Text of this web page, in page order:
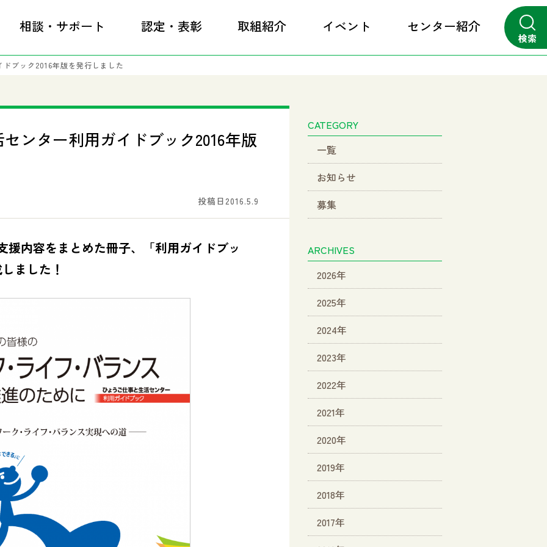
検索
相談・サポート 認定・表彰 取組紹介 イベント センター紹介
ブック2016年版を発行しました
ンター利用ガイドブック2016年版
投稿日2016.5.9
援内容をまとめた冊子、「利用ガイドブッ
ました！
CATEGORY
一覧
お知らせ
募集
ARCHIVES
2026年
2025年
2024年
2023年
2022年
2021年
2020年
2019年
2018年
2017年